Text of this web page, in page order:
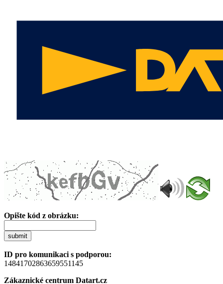
Opište kód z obrázku:
submit
ID pro komunikaci s podporou:
14841702863659551145
Zákaznické centrum Datart.cz